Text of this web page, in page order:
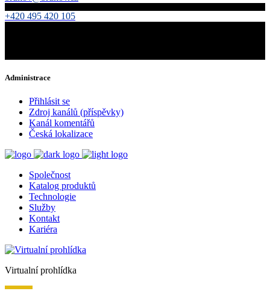
+420 495 420 105
Administrace
Přihlásit se
Zdroj kanálů (příspěvky)
Kanál komentářů
Česká lokalizace
Společnost
Katalog produktů
Technologie
Služby
Kontakt
Kariéra
Virtualní prohlídka